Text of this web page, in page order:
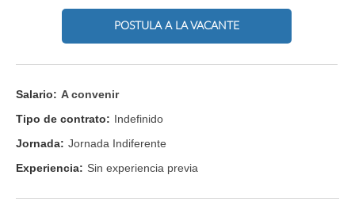
POSTULA A LA VACANTE
Salario: A convenir
Tipo de contrato: Indefinido
Jornada: Jornada Indiferente
Experiencia: Sin experiencia previa